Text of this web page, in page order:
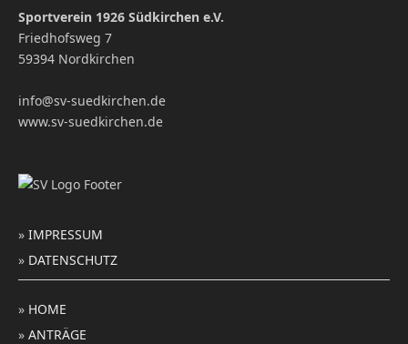
Sportverein 1926 Südkirchen e.V.
Friedhofsweg 7
59394 Nordkirchen
info@sv-suedkirchen.de
www.sv-suedkirchen.de
»IMPRESSUM
» DATENSCHUTZ
» HOME
»ANTRÄGE